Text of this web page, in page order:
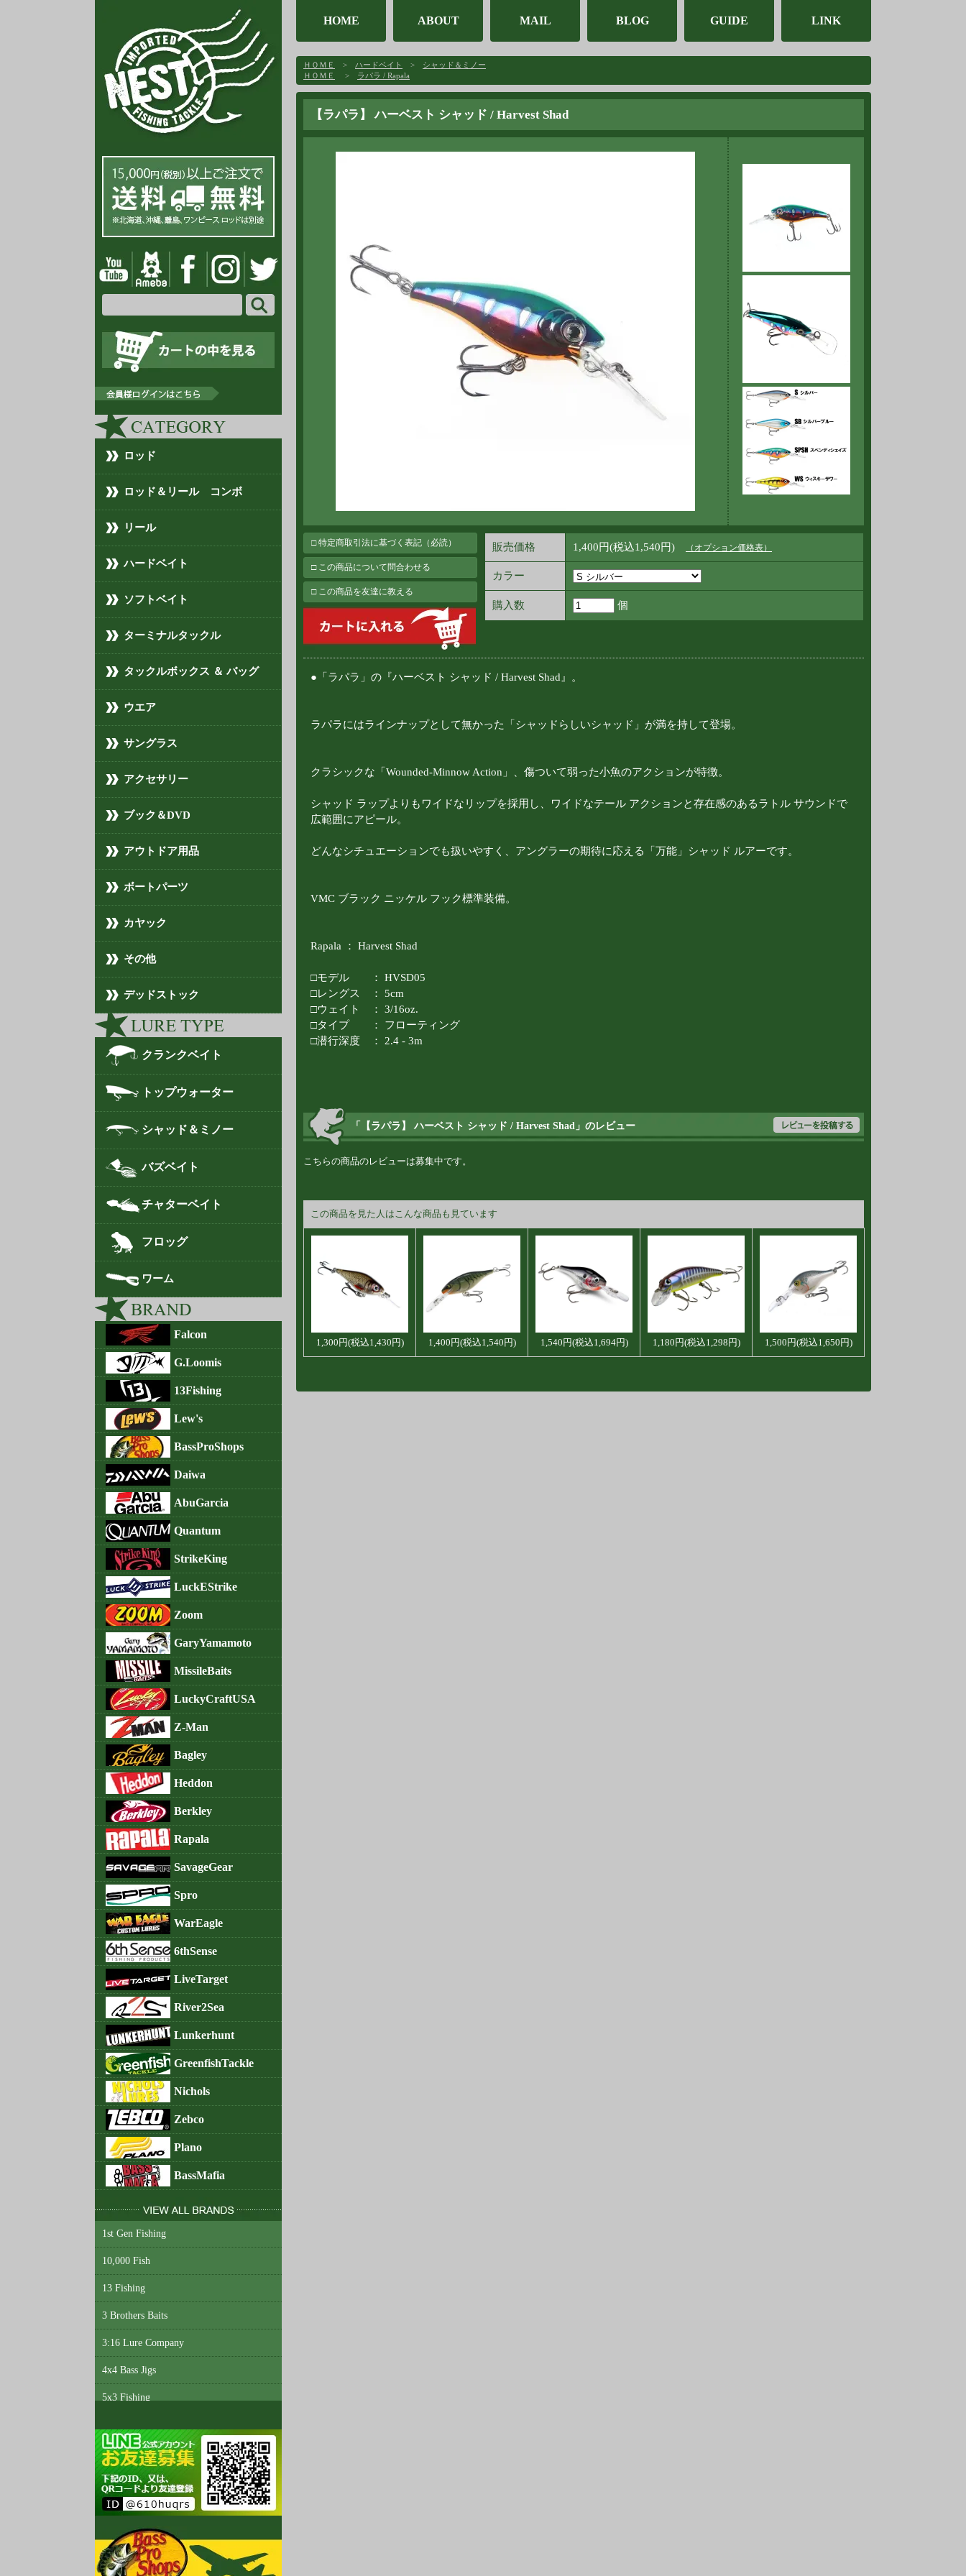
ロッド
ロッド＆リール コンボ
リール
ハードベイト
ソフトベイト
ターミナルタックル
タックルボックス ＆ バッグ
ウエア
サングラス
アクセサリー
ブック＆DVD
アウトドア用品
ボートパーツ
カヤック
その他
デッドストック
クランクベイト
トップウォーター
シャッド＆ミノー
バズベイト
チャターベイト
フロッグ
ワーム
Falcon
G.Loomis
13Fishing
Lew's
BassProShops
Daiwa
AbuGarcia
Quantum
StrikeKing
LuckEStrike
Zoom
GaryYamamoto
MissileBaits
LuckyCraftUSA
Z-Man
Bagley
Heddon
Berkley
Rapala
SavageGear
Spro
WarEagle
6thSense
LiveTarget
River2Sea
Lunkerhunt
GreenfishTackle
Nichols
Zebco
Plano
BassMafia
1st Gen Fishing
10,000 Fish
13 Fishing
3 Brothers Baits
3:16 Lure Company
4x4 Bass Jigs
5x3 Fishing
A3 Anglers
Abu Garcia
Accent
Acme Tackle
AC Shiners
HOME ABOUT MAIL BLOG GUIDE LINK
ＨＯＭＥ > ハードベイト > シャッド＆ミノー
ＨＯＭＥ
> ラパラ / Rapala
【ラパラ】 ハーベスト シャッド / Harvest Shad
□ 特定商取引法に基づく表記（必読）
□ この商品について問合わせる
□ この商品を友達に教える
販売価格 1,400円(税込1,540円) （オプション価格表）
カラー
購入数 個
●「ラパラ」の『ハーベスト シャッド / Harvest Shad』。
ラパラにはラインナップとして無かった「シャッドらしいシャッド」が満を持して登場。
クラシックな「Wounded-Minnow Action」、傷ついて弱った小魚のアクションが特徴。
シャッド ラップよりもワイドなリップを採用し、ワイドなテール アクションと存在感のあるラトル サウンドで
広範囲にアピール。
どんなシチュエーションでも扱いやすく、アングラーの期待に応える「万能」シャッド ルアーです。
VMC ブラック ニッケル フック標準装備。
Rapala ： Harvest Shad
□モデル ： HVSD05
□レングス ： 5cm
□ウェイト ： 3/16oz.
□タイプ ： フローティング
□潜行深度 ： 2.4 - 3m
「【ラパラ】 ハーベスト シャッド / Harvest Shad」のレビュー
こちらの商品のレビューは募集中です。
この商品を見た人はこんな商品も見ています
1,300円(税込1,430円) 1,400円(税込1,540円) 1,540円(税込1,694円) 1,180円(税込1,298円) 1,500円(税込1,650円)